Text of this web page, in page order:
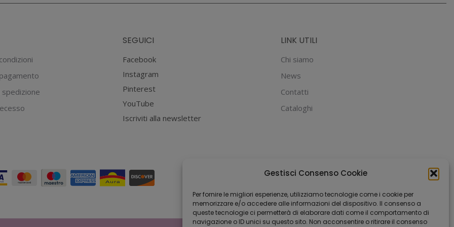
Gestisci Consenso Cookie
Per fornire le migliori esperienze, utilizziamo tecnologie come i cookie per
memorizzare e/o accedere alle informazioni del dispositivo. Il consenso a
queste tecnologie ci permetterà di elaborare dati come il comportamento di
navigazione o ID unici su questo sito. Non acconsentire o ritirare il consenso
SEGUICI
Facebook
Instagram
Pinterest
YouTube
Iscriviti alla newsletter
LINK UTILI
Chi siamo
News
Contatti
Cataloghi